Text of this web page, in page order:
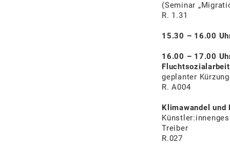
(Seminar
R. 1.31
15.30 – 16.00
16.00 – 17.00
geplanter
R. A004
Klimawandel und
Treiber
R.027